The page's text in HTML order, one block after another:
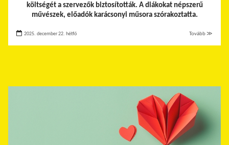
költségét a szervezők biztosították. A diákokat népszerű
művészek, előadók karácsonyi műsora szórakoztatta.
2025. december 22. hétfő Tovább ≫